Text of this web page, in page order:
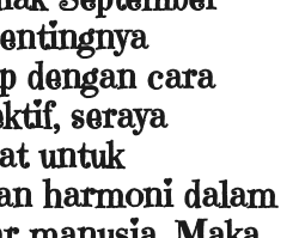
dengan cara
seraya
untuk
harmoni dalam